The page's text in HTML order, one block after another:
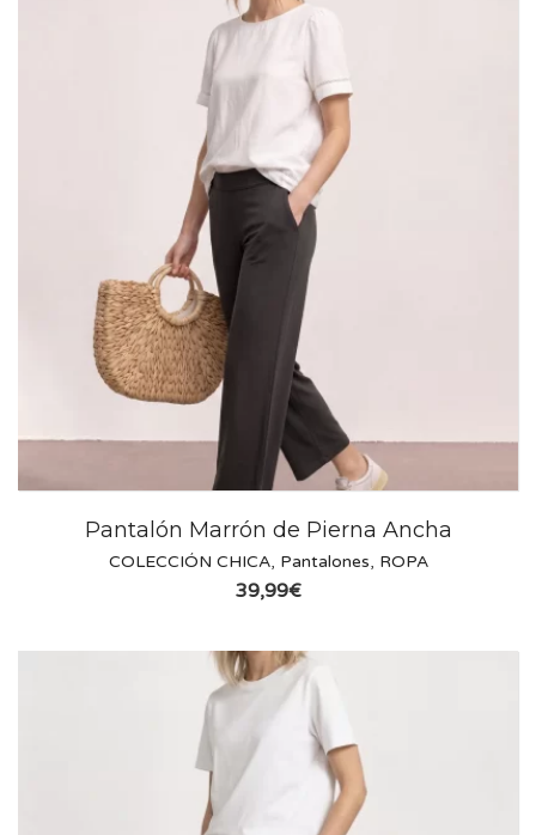
Pantalón Marrón de Pierna Ancha
COLECCIÓN CHICA, Pantalones, ROPA
39,99€